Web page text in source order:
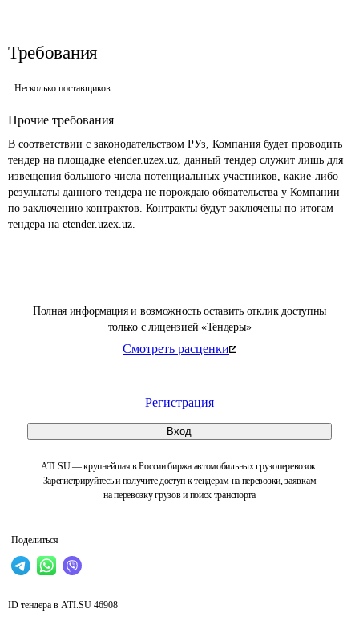
Полная информация и возможность оставить отклик доступны
только с лицензией «Тендеры»
Смотреть расценки
Регистрация
Вход
ATI.SU — крупнейшая в России биржа автомобильных грузоперевозок.
Зарегистрируйтесь и получите доступ к тендерам на перевозки, заявкам
на перевозку грузов и поиск транспорта
Поделиться
Требования
Несколько поставщиков
Прочие требования
В соответствии с законодательством РУз, Компания будет проводить
тендер на площадке etender.uzex.uz, данный тендер служит лишь для
извещения большого числа потенциальных участников, какие-либо
результаты данного тендера не порождаю обязательства у Компании
по заключению контрактов. Контракты будут заключены по итогам
тендера на etender.uzex.uz.
ID тендера в ATI.SU 46908